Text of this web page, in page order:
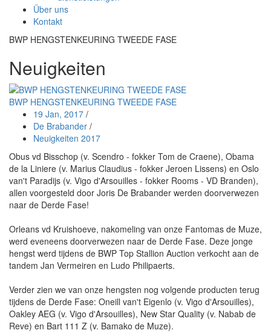
Über uns
Kontakt
BWP HENGSTENKEURING TWEEDE FASE
Neuigkeiten
BWP HENGSTENKEURING TWEEDE FASE
19 Jan, 2017 /
De Brabander /
Neuigkeiten 2017
Obus vd Bisschop (v. Scendro - fokker Tom de Craene), Obama
de la Liniere (v. Marius Claudius - fokker Jeroen Lissens) en Oslo
van't Paradijs (v. Vigo d'Arsouilles - fokker Rooms - VD Branden),
allen voorgesteld door Joris De Brabander werden doorverwezen
naar de Derde Fase!
Orleans vd Kruishoeve, nakomeling van onze Fantomas de Muze,
werd eveneens doorverwezen naar de Derde Fase. Deze jonge
hengst werd tijdens de BWP Top Stallion Auction verkocht aan de
tandem Jan Vermeiren en Ludo Philipaerts.
Verder zien we van onze hengsten nog volgende producten terug
tijdens de Derde Fase: Oneill van't Eigenlo (v. Vigo d'Arsouilles),
Oakley AEG (v. Vigo d'Arsouilles), New Star Quality (v. Nabab de
Reve) en Bart 111 Z (v. Bamako de Muze).